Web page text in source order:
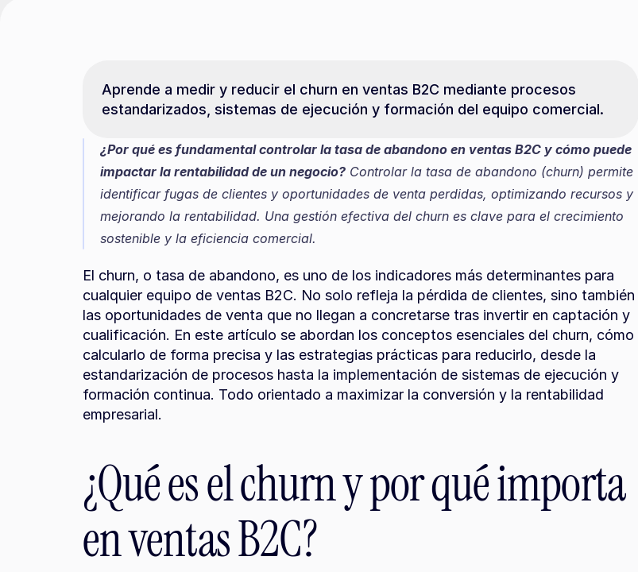
Aprende a medir y reducir el churn en ventas B2C mediante procesos
estandarizados, sistemas de ejecución y formación del equipo comercial.
¿Por qué es fundamental controlar la tasa de abandono en ventas B2C y cómo puede
impactar la rentabilidad de un negocio? Controlar la tasa de abandono (churn) permite
identificar fugas de clientes y oportunidades de venta perdidas, optimizando recursos y
mejorando la rentabilidad. Una gestión efectiva del churn es clave para el crecimiento
sostenible y la eficiencia comercial.
El churn, o tasa de abandono, es uno de los indicadores más determinantes para
cualquier equipo de ventas B2C. No solo refleja la pérdida de clientes, sino también
las oportunidades de venta que no llegan a concretarse tras invertir en captación y
cualificación. En este artículo se abordan los conceptos esenciales del churn, cómo
calcularlo de forma precisa y las estrategias prácticas para reducirlo, desde la
estandarización de procesos hasta la implementación de sistemas de ejecución y
formación continua. Todo orientado a maximizar la conversión y la rentabilidad
empresarial.
¿Qué es el churn y por qué importa
en ventas B2C?